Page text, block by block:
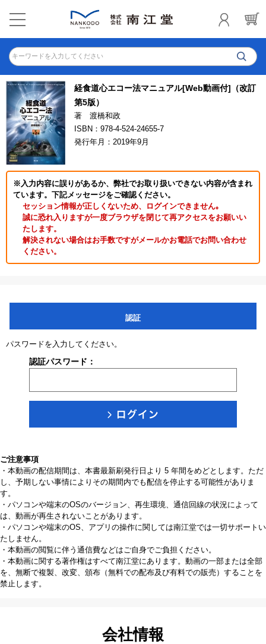
キーワードを入力してください
経食道心エコー法マニュアル[Web動画付]（改訂
第5版）
著 渡橋和政
ISBN：978-4-524-24655-7
発行年月：2019年9月
※入力内容に誤りがあるか、弊社でお取り扱いできない内容が含まれ
ています。下記メッセージをご確認ください。
セッション情報が正しくないため、ログインできません｡
誠に恐れ入りますが一度ブラウザを閉じて再アクセスをお願いい
たします。
解決されない場合はお手数ですがメールかお電話でお問い合わせ
ください。
認証
パスワードを入力してください。
認証パスワード：
ご注意事項
・本動画の配信期間は、本書最新刷発行日より 5 年間をめどとします。ただ
し、予期しない事情によりその期間内でも配信を停止する可能性がありま
す。
・パソコンや端末のOSのバージョン、再生環境、通信回線の状況によって
は、動画が再生されないことがあります。
・パソコンや端末のOS、アプリの操作に関しては南江堂では一切サポートい
たしません。
・本動画の閲覧に伴う通信費などはご自身でご負担ください。
・本動画に関する著作権はすべて南江堂にあります。動画の一部または全部
を、無断で複製、改変、頒布（無料での配布及び有料での販売）することを
禁止します。
会社情報